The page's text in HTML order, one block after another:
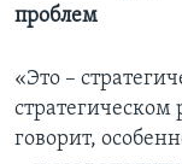
проблем
«Это –
говорит,